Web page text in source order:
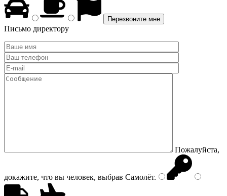
Письмо директору
Пожалуйста,
докажите, что вы человек, выбрав Самолёт.